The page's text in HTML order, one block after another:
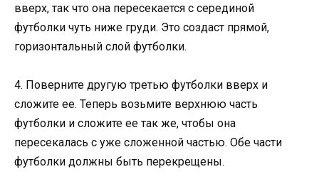
вверх, так что она пересекается с серединой
футболки чуть ниже груди. Это создаст прямой,
горизонтальный слой футболки.
4. Поверните другую третью футболки вверх и
сложите ее. Теперь возьмите верхнюю часть
футболки и сложите ее так же, чтобы она
пересекалась с уже сложенной частью. Обе части
футболки должны быть перекрещены.